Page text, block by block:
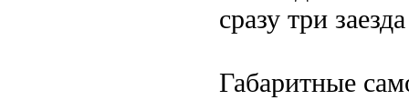
сразу три
Габаритные